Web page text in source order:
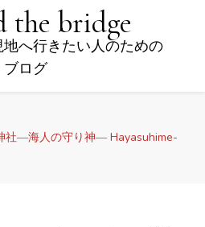
the bridge
へ行きたい人のための
ブログ
社―海人の守り神― Hayasuhime-